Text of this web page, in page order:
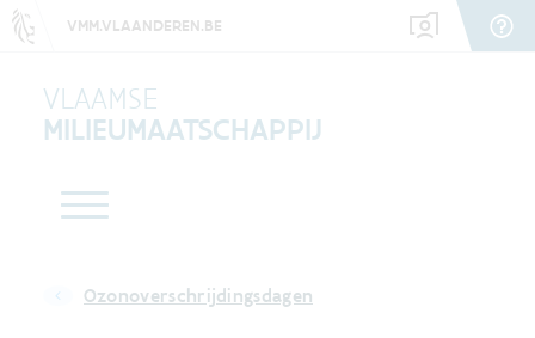
VMM.VLAANDEREN.BE
VLAAMSE
MILIEUMAATSCHAPPIJ
Ozonoverschrijdingsdagen